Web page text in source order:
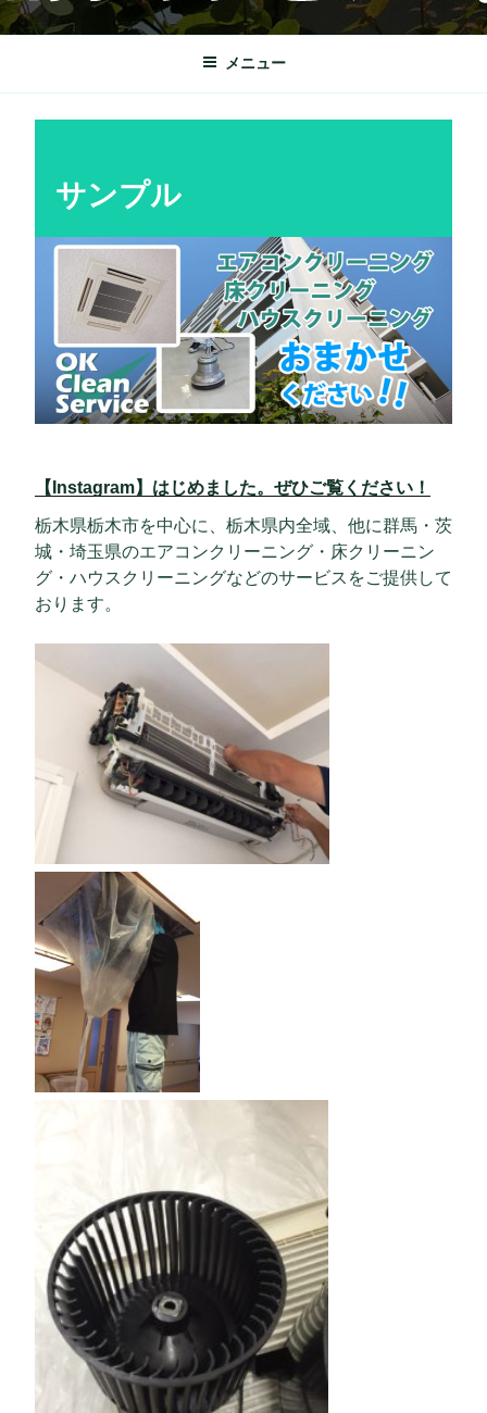
コ
ン
ン
OKクリーンサービス
栃木市を中心に理想の快適な暮らしをサポート致します。
メニュー
サンプル
【Instagram】はじめました。ぜひご覧ください！
栃木県栃木市を中心に、栃木県内全域、他に群馬・茨
城・埼玉県のエアコンクリーニング・床クリーニン
グ・ハウスクリーニングなどのサービスをご提供して
おります。